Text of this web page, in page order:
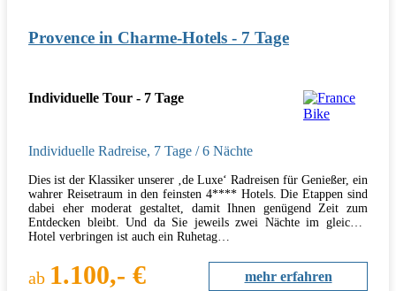
Provence in Charme-Hotels - 7 Tage
Individuelle Tour - 7 Tage
Individuelle Radreise, 7 Tage / 6 Nächte
Dies ist der Klassiker unserer ‚de Luxe‘ Radreisen für Genießer, ein
wahrer Reisetraum in den feinsten 4**** Hotels. Die Etappen sind
dabei eher moderat gestaltet, damit Ihnen genügend Zeit zum
Entdecken bleibt. Und da Sie jeweils zwei Nächte im gleichen
Hotel verbringen ist auch ein Ruhetag…
ab 1.100,- € mehr erfahren